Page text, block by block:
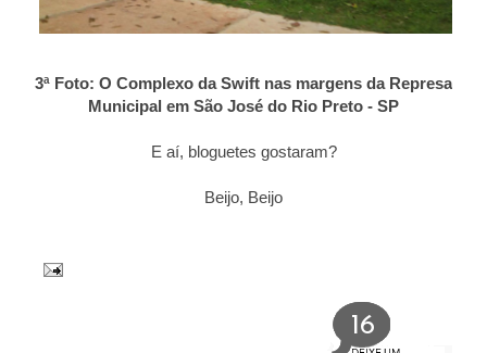
3ª Foto: O Complexo da Swift nas margens da Represa
Municipal em São José do Rio Preto - SP
E aí, bloguetes gostaram?
Beijo, Beijo
16